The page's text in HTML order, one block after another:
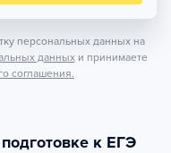
персональных данных на
данных и принимаете
соглашения.
к ЕГЭ